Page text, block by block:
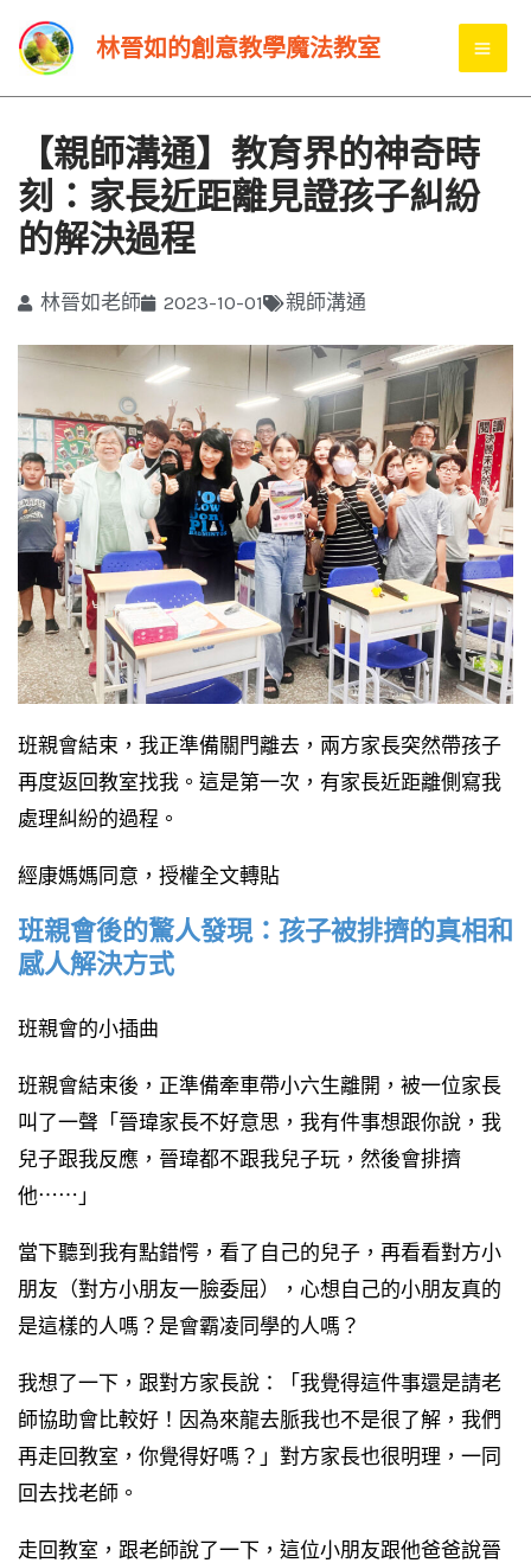
主
林晉如的創意教學魔法教室
【親師溝通】教育界的神奇時
刻：家長近距離見證孩子糾紛
的解決過程
林晉如老師 2023-10-01 親師溝通
班親會結束，我正準備關門離去，兩方家長突然帶孩子
再度返回教室找我。這是第一次，有家長近距離側寫我
處理糾紛的過程。
經康媽媽同意，授權全文轉貼
班親會後的驚人發現：孩子被排擠的真相和
感人解決方式
班親會的小插曲
班親會結束後，正準備牽車帶小六生離開，被一位家長
叫了一聲「晉瑋家長不好意思，我有件事想跟你說，我
兒子跟我反應，晉瑋都不跟我兒子玩，然後會排擠
他⋯⋯」
當下聽到我有點錯愕，看了自己的兒子，再看看對方小
朋友（對方小朋友一臉委屈），心想自己的小朋友真的
是這樣的人嗎？是會霸凌同學的人嗎？
我想了一下，跟對方家長說：「我覺得這件事還是請老
師協助會比較好！因為來龍去脈我也不是很了解，我們
再走回教室，你覺得好嗎？」對方家長也很明理，一同
回去找老師。
走回教室，跟老師說了一下，這位小朋友跟他爸爸說晉